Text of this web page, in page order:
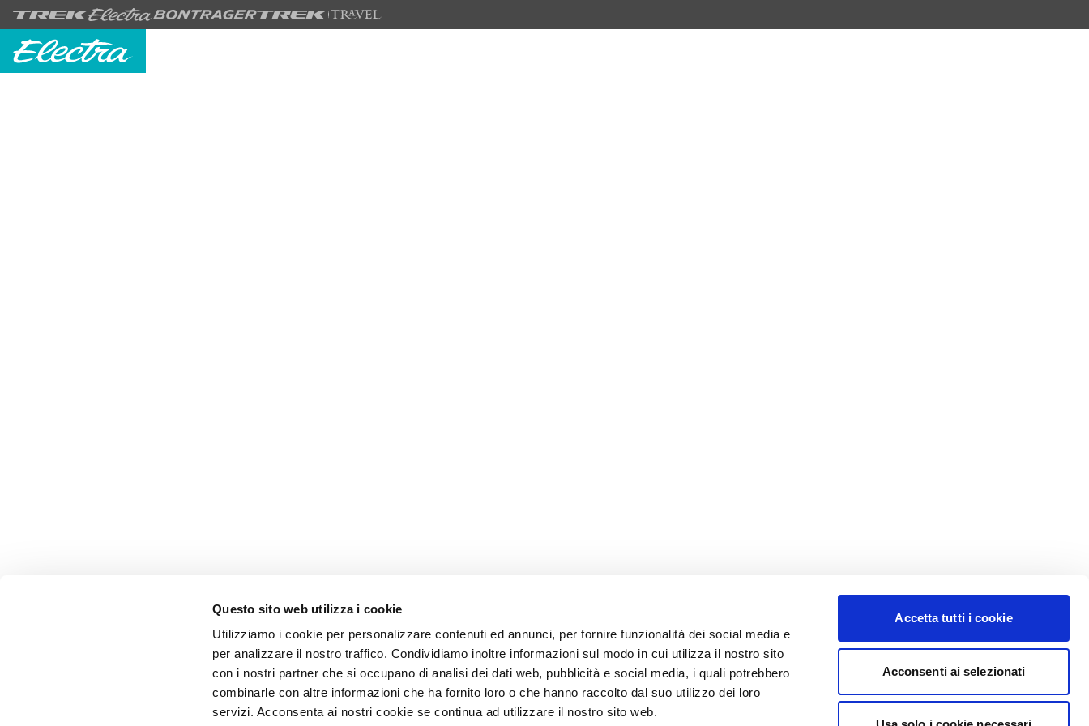
Questo sito web utilizza i cookie
Utilizziamo i cookie per personalizzare contenuti ed annunci, per fornire funzionalità dei social media e
per analizzare il nostro traffico. Condividiamo inoltre informazioni sul modo in cui utilizza il nostro sito
con i nostri partner che si occupano di analisi dei dati web, pubblicità e social media, i quali potrebbero
combinarle con altre informazioni che ha fornito loro o che hanno raccolto dal suo utilizzo dei loro
servizi. Acconsenta ai nostri cookie se continua ad utilizzare il nostro sito web.
Accetta tutti i cookie
Acconsenti ai selezionati